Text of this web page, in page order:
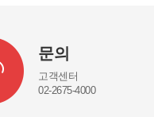
문의
고객센터
02-2675-4000